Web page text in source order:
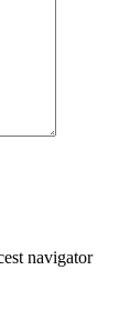
navigator